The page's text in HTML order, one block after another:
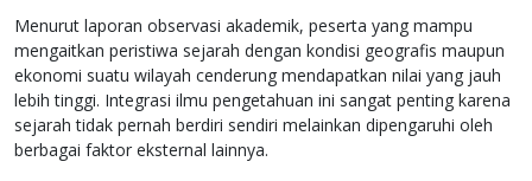
Menurut laporan observasi akademik, peserta yang mampu
mengaitkan peristiwa sejarah dengan kondisi geografis maupun
ekonomi suatu wilayah cenderung mendapatkan nilai yang jauh
lebih tinggi. Integrasi ilmu pengetahuan ini sangat penting karena
sejarah tidak pernah berdiri sendiri melainkan dipengaruhi oleh
berbagai faktor eksternal lainnya.